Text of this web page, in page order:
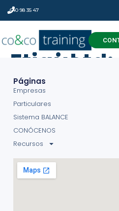
640 98 35 47
Etiqueta:
navidad
Páginas
Empresas
Particulares
Sistema BALANCE
CONÓCENOS
Recursos